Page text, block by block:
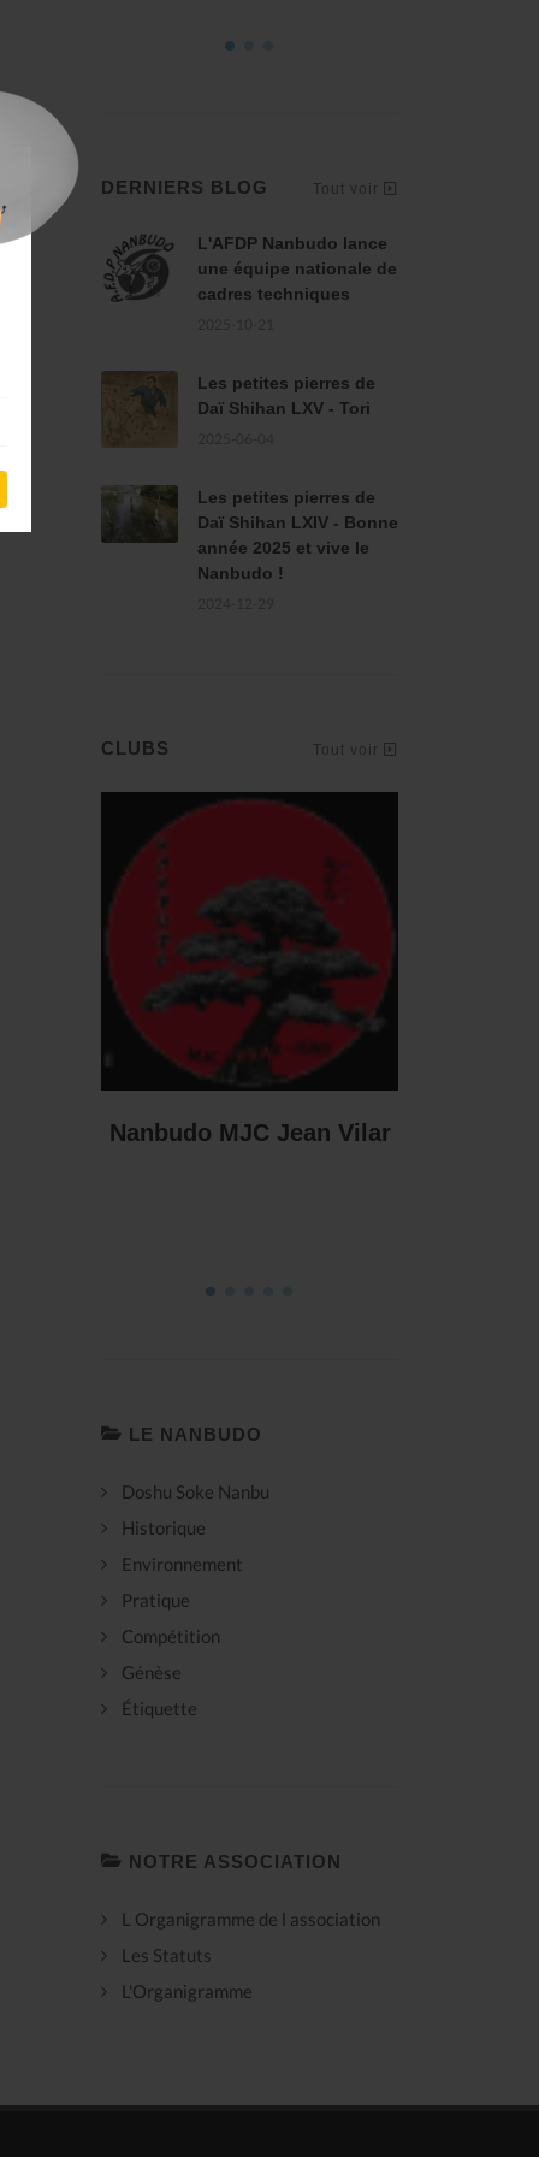
DERNIERS BLOG Tout voir
L'AFDP Nanbudo lance
une équipe nationale de
cadres techniques
Les petites pierres de
Daï Shihan LXV - Tori
Les petites pierres de
Daï Shihan LXIV - Bonne
année 2025 et vive le
Nanbudo !
CLUBS Tout voir
LE NANBUDO
Doshu Soke Nanbu
Historique
Environnement
Pratique
Compétition
Génèse
Étiquette
NOTRE ASSOCIATION
L Organigramme de l association
Les Statuts
L'Organigramme